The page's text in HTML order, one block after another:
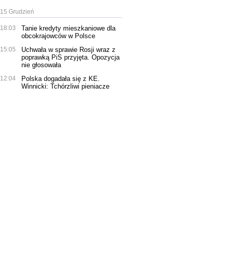
15 Grudzień
18:03
Tanie kredyty mieszkaniowe dla
obcokrajowców w Polsce
15:05
Uchwała w sprawie Rosji wraz z
poprawką PiS przyjęta. Opozycja
nie głosowała
12:04
Polska dogadała się z KE.
Winnicki: Tchórzliwi pieniacze